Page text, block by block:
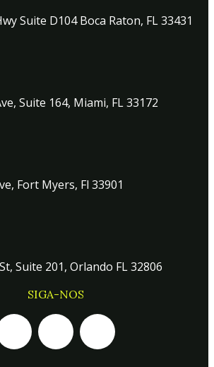
Suite D104 Boca Raton, FL 33431
Suite 164, Miami, FL 33172
Fort Myers, Fl 33901
Suite 201, Orlando FL 32806
SIGA-NOS